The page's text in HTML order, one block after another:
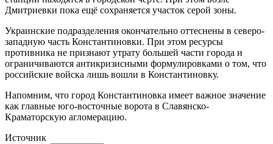
Дмитриевки пока ещё сохраняется участок серой зоны.
Украинские подразделения окончательно оттеснены в северо-
западную часть Константиновки. При этом ресурсы
противника не признают утрату большей части города и
ограничиваются антикризисными формулировками о том, что
российские войска лишь вошли в Константиновку.
Напомним, что город Константиновка имеет важное значение
как главные юго-восточные ворота в Славянско-
Краматорскую агломерацию.
Источник